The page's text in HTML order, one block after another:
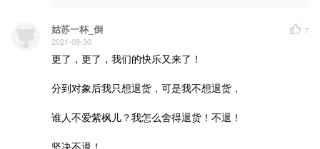
姑苏一杯_倒
2021-08-30
7
更了，更了，我们的快乐又来了！
分到对象后我只想退货，可是我不想退货，
谁人不爱紫枫儿？我怎么舍得退货！不退！
坚决不退！